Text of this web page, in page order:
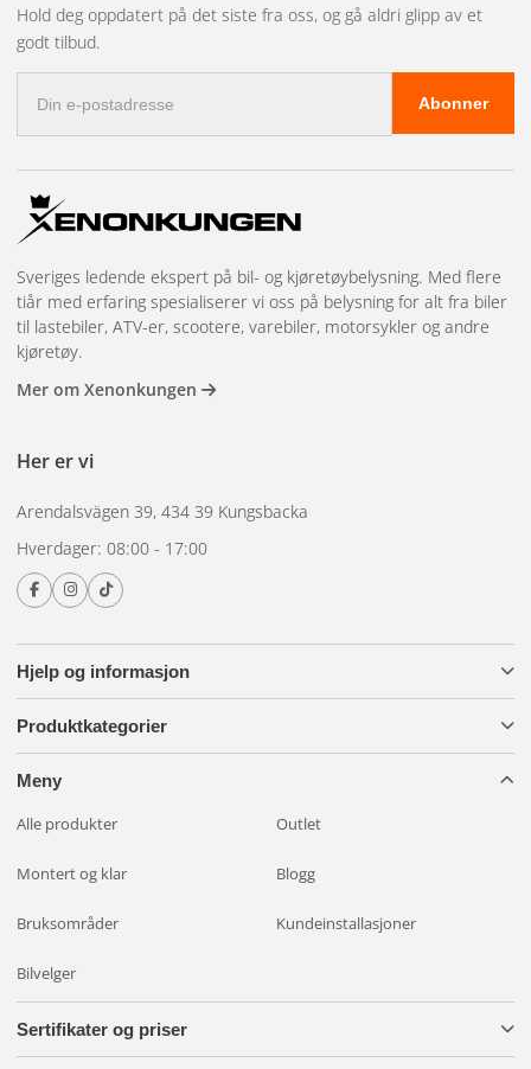
Hva er inkludert i en
pakke?
En komplett pakke inkluderer en hovedkabel med
kjøretøykontakt, to baklykter (høyre og venstre) med riktig
posisjonslys for tilhengerens bredde. Noen pakker
inkluderer også skiltbelysning.
Installasjon uten
elektriker
Ideen bak Plug n Play-sett er at hvem som helst kan
installere et komplett baklyktsystem på et par timer uten
noen form for elektrisk kunnskap. Alt du trenger er skruer
for å feste lysene og muligens kabelstrips for å rulle opp
overflødig kabel. Ingen skjøting, ingen lodding.
Hold deg oppdatert på det siste fra oss, og gå aldri glipp av et
godt tilbud.
postadresse
Abonner
Hjelp og informasjon
Produktkategorier
Meny
Alle produkter Outlet
Montert og klar Blogg
Bruksområder Kundeinstallasjoner
Bilvelger
Sveriges ledende ekspert på bil- og kjøretøybelysning. Med flere
tiår med erfaring spesialiserer vi oss på belysning for alt fra biler
til lastebiler, ATV-er, scootere, varebiler, motorsykler og andre
kjøretøy.
Mer om Xenonkungen
Her er vi
Arendalsvägen 39, 434 39 Kungsbacka
Hverdager: 08:00 - 17:00
Sertifikater og priser